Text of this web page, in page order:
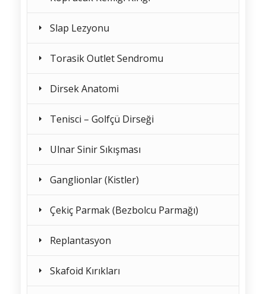
Slap Lezyonu
Torasik Outlet Sendromu
Dirsek Anatomi
Tenisci – Golfçü Dirseği
Ulnar Sinir Sıkışması
Ganglionlar (Kistler)
Çekiç Parmak (Bezbolcu Parmağı)
Replantasyon
Skafoid Kırıkları